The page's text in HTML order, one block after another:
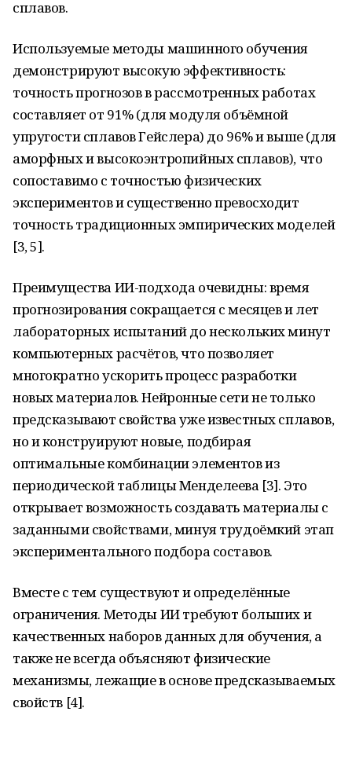
сплавов.
Используемые методы машинного обучения
демонстрируют высокую эффективность:
точность прогнозов в рассмотренных работах
составляет от 91% (для модуля объёмной
упругости сплавов Гейслера) до 96% и выше (для
аморфных и высокоэнтропийных сплавов), что
сопоставимо с точностью физических
экспериментов и существенно превосходит
точность традиционных эмпирических моделей
[3, 5].
Преимущества ИИ-подхода очевидны: время
прогнозирования сокращается с месяцев и лет
лабораторных испытаний до нескольких минут
компьютерных расчётов, что позволяет
многократно ускорить процесс разработки
новых материалов. Нейронные сети не только
предсказывают свойства уже известных сплавов,
но и конструируют новые, подбирая
оптимальные комбинации элементов из
периодической таблицы Менделеева [3]. Это
открывает возможность создавать материалы с
заданными свойствами, минуя трудоёмкий этап
экспериментального подбора составов.
Вместе с тем существуют и определённые
ограничения. Методы ИИ требуют больших и
качественных наборов данных для обучения, а
также не всегда объясняют физические
механизмы, лежащие в основе предсказываемых
свойств [4].